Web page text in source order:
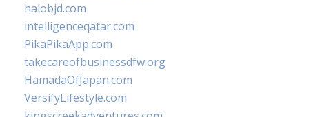
halobjd.com
intelligenceqatar.com
PikaPikaApp.com
takecareofbusinessdfw.org
HamadaOfJapan.com
VersifyLifestyle.com